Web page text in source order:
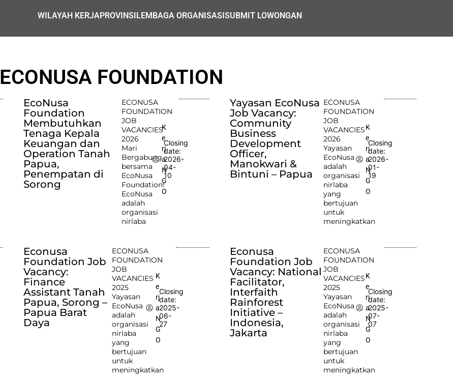
WILAYAH KERJAPROVINSILEMBAGA ORGANISASISUBMIT LOWONGAN
ECONUSA FOUNDATION
EcoNusa
Foundation
Membutuhkan
Tenaga Kepala
Keuangan dan
Operation Tanah
Papua,
Penempatan di
Sorong
ECONUSA
FOUNDATION
JOB
VACANCIES
2026
Mari
Bergabung
bersama
EcoNusa
Foundation!
EcoNusa
adalah
organisasi
nirlaba
K
e
rj
a
N
G
O
Closing
date:
2026-
04-
10
Yayasan EcoNusa
Job Vacancy:
Community
Business
Development
Officer,
Manokwari &
Bintuni – Papua
ECONUSA
FOUNDATION
JOB
VACANCIES
2026
Yayasan
EcoNusa
adalah
organisasi
nirlaba
yang
bertujuan
untuk
meningkatkan
K
e
rj
a
N
G
O
Closing
date:
2026-
01-
19
Econusa
Foundation Job
Vacancy:
Finance
Assistant Tanah
Papua, Sorong –
Papua Barat
Daya
ECONUSA
FOUNDATION
JOB
VACANCIES
2025
Yayasan
EcoNusa
adalah
organisasi
nirlaba
yang
bertujuan
untuk
meningkatkan
K
e
rj
a
N
G
O
Closing
date:
2025-
06-
27
Econusa
Foundation Job
Vacancy: National
Facilitator,
Interfaith
Rainforest
Initiative –
Indonesia,
Jakarta
ECONUSA
FOUNDATION
JOB
VACANCIES
2025
Yayasan
EcoNusa
adalah
organisasi
nirlaba
yang
bertujuan
untuk
meningkatkan
K
e
rj
a
N
G
O
Closing
date:
2025-
07-
07